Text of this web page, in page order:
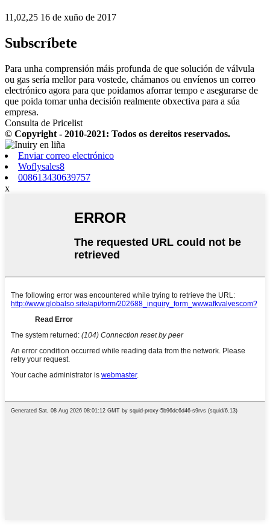
11,02,25 16 de xuño de 2017
Subscríbete
Para unha comprensión máis profunda de que solución de válvula
ou gas sería mellor para vostede, chámanos ou envíenos un correo
electrónico agora para que poidamos aforrar tempo e asegurarse de
que poida tomar unha decisión realmente obxectiva para a súa
empresa.
Consulta de Pricelist
© Copyright - 2010-2021: Todos os dereitos reservados.
Enviar correo electrónico
Woflysales8
008613430639757
x